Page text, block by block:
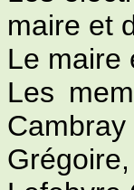
maire et
Le maire
Les